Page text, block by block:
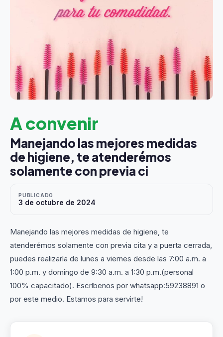
A convenir
Manejando las mejores medidas
de higiene, te atenderémos
solamente con previa ci
PUBLICADO
3 de octubre de 2024
Manejando las mejores medidas de higiene, te
atenderémos solamente con previa cita y a puerta cerrada,
puedes realizarla de lunes a viernes desde las 7:00 a.m. a
1:00 p.m. y domingo de 9:30 a.m. a 1:30 p.m.(personal
100% capacitado). Escríbenos por whatsapp:59238891 o
por este medio. Estamos para servirte!